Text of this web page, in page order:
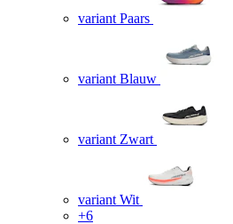
variant Paars
variant Blauw
variant Zwart
variant Wit
+6